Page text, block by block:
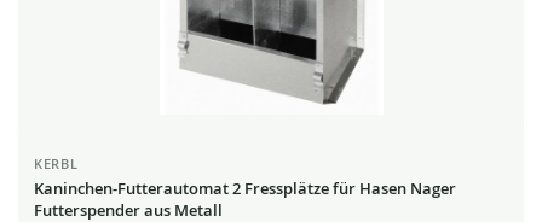
KERBL
Kaninchen-Futterautomat 2 Fressplätze für Hasen Nager
Futterspender aus Metall